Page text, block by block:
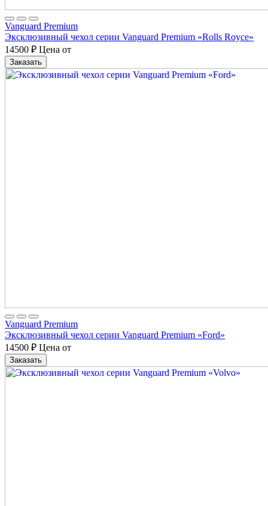
Vanguard Premium
Эксклюзивный чехол серии Vanguard Premium «Rolls Royce»
14500 ₽ Цена от
Заказать
Vanguard Premium
Эксклюзивный чехол серии Vanguard Premium «Ford»
14500 ₽ Цена от
Заказать